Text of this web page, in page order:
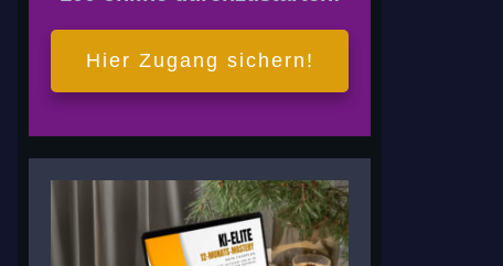
Hier Zugang sichern!